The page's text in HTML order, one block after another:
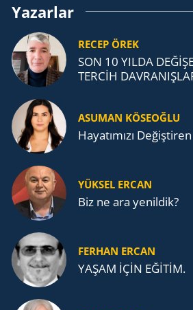
Yazarlar
RECEP ÖREK
SON 10 YILDA
TERCİH
ASUMAN KÖSEOĞLU
Ha­ya­tı­mı­zı
YÜKSEL ERCAN
Biz ne ara yenildik?
FERHAN ERCAN
YAŞAM İÇİN EĞİTİM.